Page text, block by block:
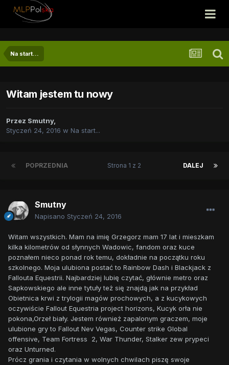
Na start...
Witam jestem tu nowy
Przez Smutny,
Styczeń 24, 2016 w Na start...
POPRZEDNIA DALEJ
Strona 1 z 2
Smutny
Napisano Styczeń 24, 2016
Witam wszystkich. Mam na imię Grzegorz mam 17 lat i mieszkam
kilka kilometrów od słynnych Wadowic, fandom oraz kuce
poznałem nieco ponad rok temu, dokładnie na początku roku
szkolnego. Moja ulubiona postać to Rainbow Dash i Blackjack z
Fallouta Equestrii. Najbardziej lubię czytać, głównie metro oraz
Sapkowskiego ale inne tytuły też się znajdą jak na przykład
Obietnica krwi z trylogii magów prochowych, a z kucykowych
oczywiście Fallout Equestria project horizons, Kucyk orła nie
pokona,Orzeł biały. Jestem również zapalonym graczem, moje
ulubione gry to Fallout Nev Vegas, Counter strike Global
offensive, Team Fortress 2, War Thunder, Stalker zew prypeci
oraz Unturned.
Prócz grania i czytania w wolnych chwilach piszę swoje